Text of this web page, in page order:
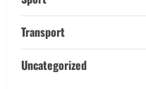
Transport
Uncategorized